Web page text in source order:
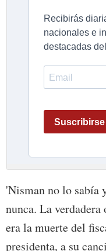
'Nisman no lo sabía
nunca. La
era la muerte del
presidenta, a su